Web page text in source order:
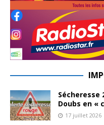
Sécheresse
Doubs en «
17 juillet 2026